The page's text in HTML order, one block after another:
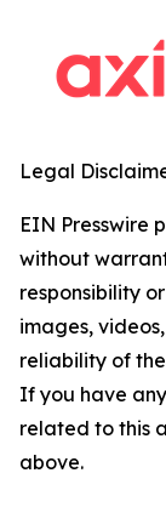
Legal
EIN Presswire
without
responsibility
images,
reliability of
If you have
related to this
above.